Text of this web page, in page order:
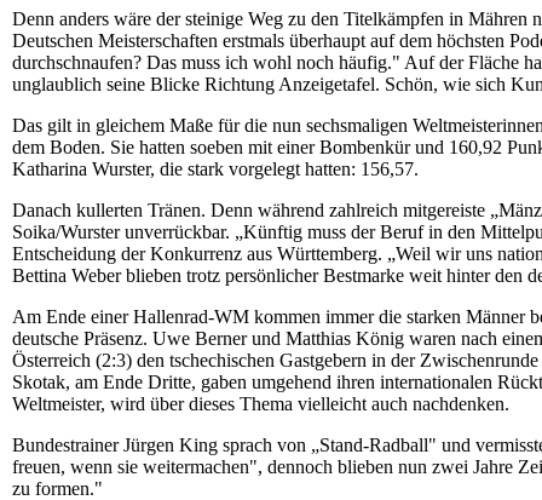
Denn anders wäre der steinige Weg zu den Titelkämpfen in
Deutschen Meisterschaften erstmals überhaupt auf dem höchsten
durchschnaufen? Das muss ich wohl noch häufig." Auf der Fläche
unglaublich seine Blicke Richtung Anzeigetafel. Schön, wie sich
Das gilt in gleichem Maße für die nun sechsmaligen
dem Boden. Sie hatten soeben mit einer Bombenkür und 160,92
Katharina Wurster, die stark vorgelegt hatten: 156,57.
Danach kullerten Tränen. Denn während zahlreich mitgereiste
Soika/Wurster unverrückbar. „Künftig muss der Beruf in den
Entscheidung der Konkurrenz aus Württemberg. „Weil wir uns
Bettina Weber blieben trotz persönlicher Bestmarke weit hinter den
Am Ende einer Hallenrad-WM kommen immer die starken Männer
deutsche Präsenz. Uwe Berner und Matthias König waren nach
Österreich (2:3) den tschechischen Gastgebern in der
Skotak, am Ende Dritte, gaben umgehend ihren internationalen
Weltmeister, wird über dieses Thema vielleicht auch nachdenken.
Bundestrainer Jürgen King sprach von „Stand-Radball" und
freuen, wenn sie weitermachen", dennoch blieben nun zwei Jahre
zu formen."